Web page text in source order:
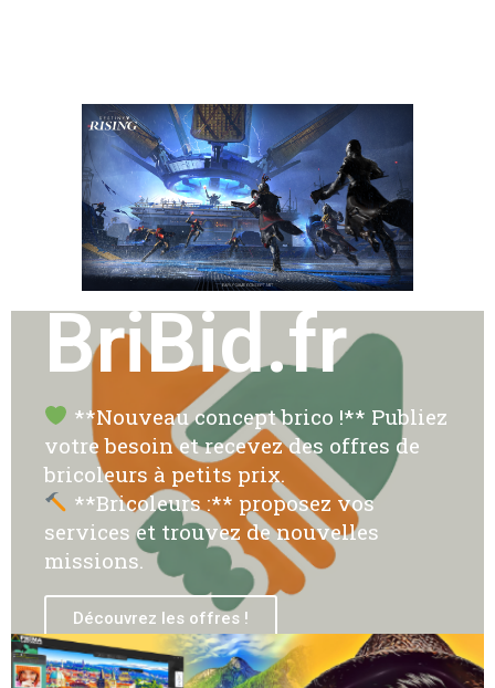
BriBid.fr
**Nouveau concept brico !** Publiez
votre besoin et recevez des offres de
bricoleurs à petits prix.
**Bricoleurs :** proposez vos
services et trouvez de nouvelles
missions.
Découvrez les offres !